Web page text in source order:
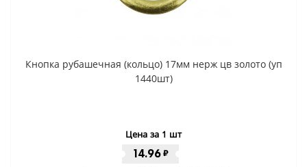
Кнопка рубашечная (кольцо) 17мм нерж цв золото (уп
1440шт)
Цена за 1 шт
14.96 ₽